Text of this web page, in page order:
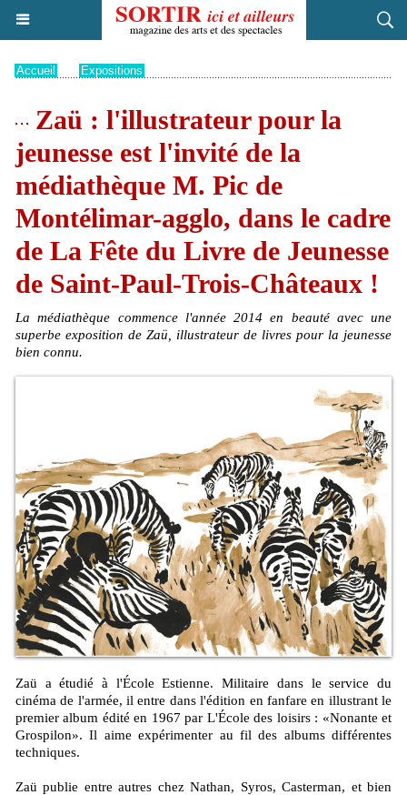
Accueil Expositions
Zaü : l'illustrateur pour la
jeunesse est l'invité de la
médiathèque M. Pic de
Montélimar-agglo, dans le cadre
de La Fête du Livre de Jeunesse
de Saint-Paul-Trois-Châteaux !
La médiathèque commence l'année 2014 en beauté avec une
superbe exposition de Zaü, illustrateur de livres pour la jeunesse
bien connu.
Zaü a étudié à l'École Estienne. Militaire dans le service du
cinéma de l'armée, il entre dans l'édition en fanfare en illustrant le
premier album édité en 1967 par L'École des loisirs : «Nonante et
Grospilon». Il aime expérimenter au fil des albums différentes
techniques.
Zaü publie entre autres chez Nathan, Syros, Casterman, et bien